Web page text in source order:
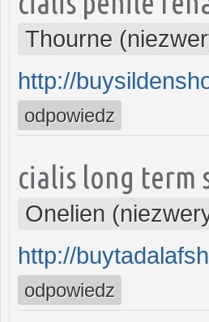
Thourne
http://
odpowiedz
cialis long term
Onelien
http://
odpowiedz